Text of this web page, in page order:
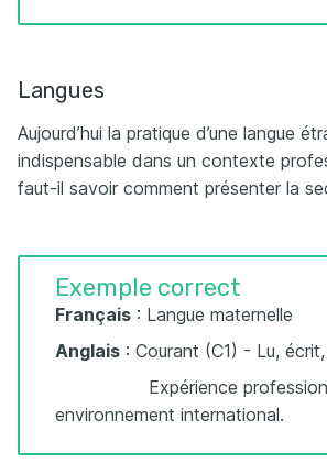
Langues
Aujourd’hui la pratique d’une langue
indispensable dans un contexte
faut-il savoir comment présenter la
Exemple correct
Français : Langue maternelle
Anglais : Courant (C1) - Lu,
Expérience
environnement international.